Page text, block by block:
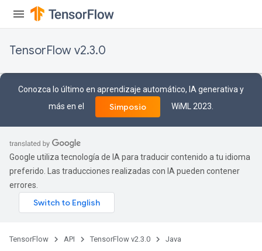
TensorFlow v2.3.0
Conozca lo último en aprendizaje automático, IA generativa y
más en el
Simposio WiML 2023.
Google utiliza tecnología de IA para traducir contenido a tu idioma
preferido. Las traducciones realizadas con IA pueden contener
errores.
TensorFlow API TensorFlow v2.3.0 Java